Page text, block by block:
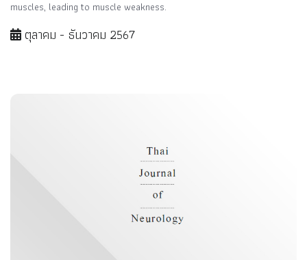
muscles, leading to muscle weakness.
ตุลาคม - ธันวาคม 2567